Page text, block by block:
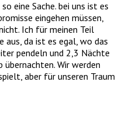
eine Sache. bei uns ist es
eingehen müssen,
Ich für meinen Teil
aus, da ist es egal, wo das
pendeln und 2,3 Nächte
übernachten. Wir werden
aber für unseren Traum